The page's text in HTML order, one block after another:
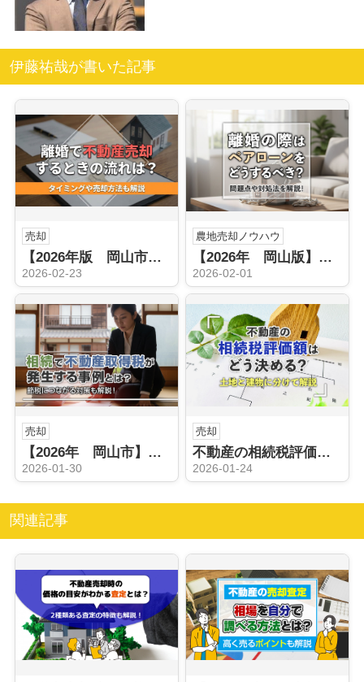
伊藤祐哉が書いた記事
売却
【2026年版 岡山市】離婚で不動産売却するときの流れは？タイミングや売却方法も解説
2026-02-23
農地売却ノウハウ
【2026年 岡山版】離婚の際はペアローンをどうするべき？問題点や対処法を解説！
2026-02-01
売却
【2026年 岡山市】相続で不動産取得税が発生する事例とは？節税につながる対策も解説！
2026-01-30
売却
不動産の相続税評価額はどう決める？土地と建物に分けて解説
2026-01-24
関連記事